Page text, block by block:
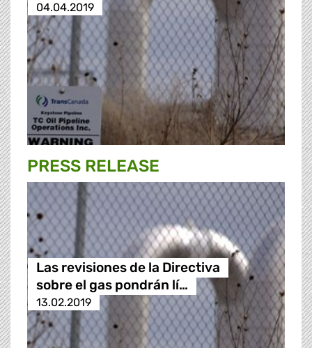
04.04.2019
PRESS RELEASE
Las revisiones de la Directiva
sobre el gas pondrán lí…
13.02.2019